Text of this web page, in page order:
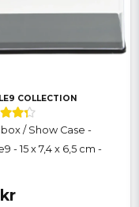
COLLECTION
/ Show Case -
- 15 x 7,4 x 6,5 cm -